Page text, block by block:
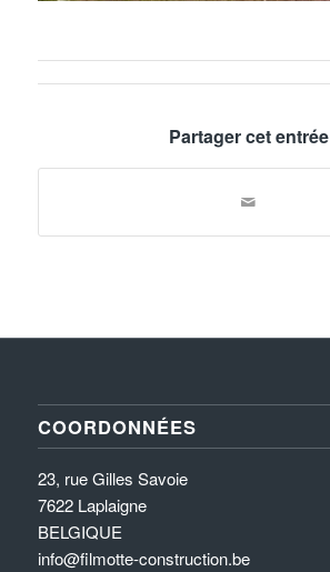
Partager cet entrée
COORDONNÉES
23, rue Gilles Savoie
7622 Laplaigne
BELGIQUE
info@filmotte-construction.be